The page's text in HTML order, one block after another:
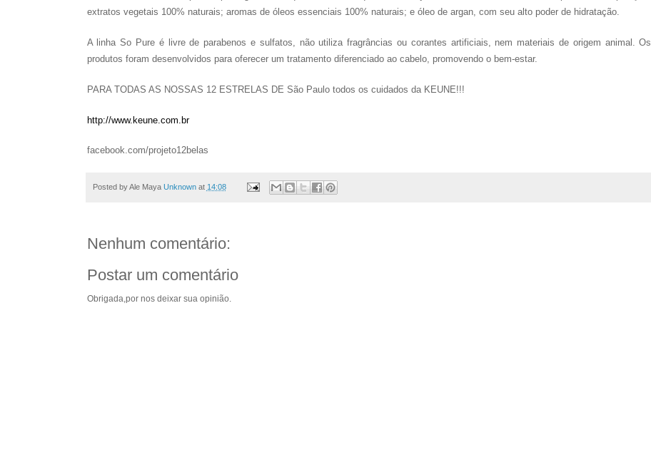
extratos vegetais 100% naturais; aromas de óleos essenciais 100% naturais; e óleo de argan, com seu alto poder de hidratação.
A linha So Pure é livre de parabenos e sulfatos, não utiliza fragrâncias ou corantes artificiais, nem materiais de origem animal. Os
produtos foram desenvolvidos para oferecer um tratamento diferenciado ao cabelo, promovendo o bem-estar.
PARA TODAS AS NOSSAS 12 ESTRELAS DE São Paulo todos os cuidados da KEUNE!!!
http://www.keune.com.br
facebook.com/projeto12belas
Posted by Ale Maya Unknown at 14:08
Nenhum comentário:
Postar um comentário
Obrigada,por nos deixar sua opinião.